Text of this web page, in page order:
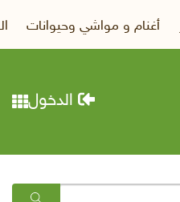
أغنام و مواشي وحيوانات
الدخول